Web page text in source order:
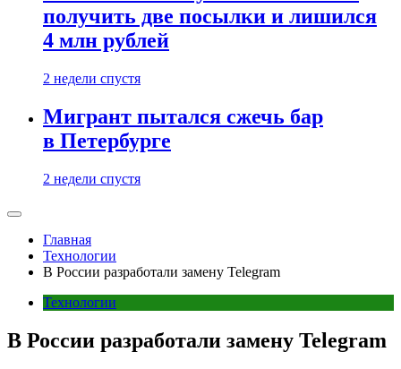
получить две посылки и лишился
4 млн рублей
2 недели спустя
Мигрант пытался сжечь бар
в Петербурге
2 недели спустя
Главная
Технологии
В России разработали замену Telegram
Технологии
В России разработали замену Telegram